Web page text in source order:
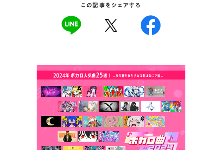
この記事をシェアする